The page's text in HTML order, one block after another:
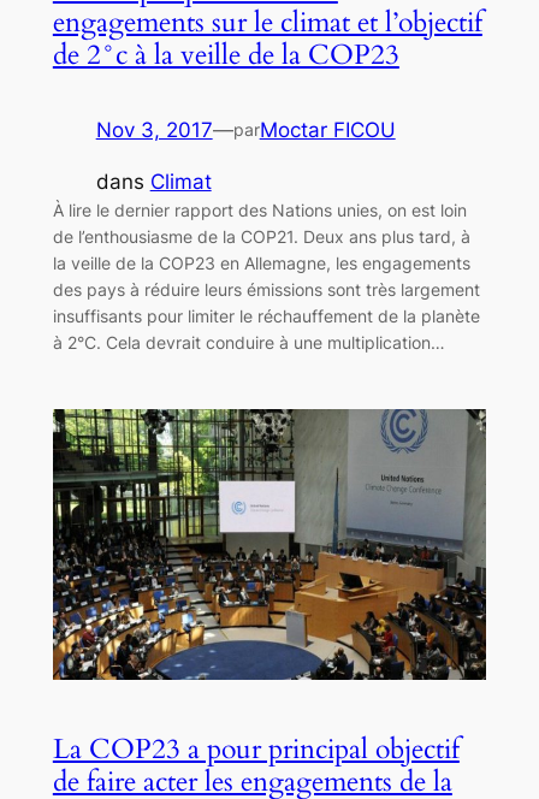
engagements sur le climat et l’objectif
de 2°c à la veille de la COP23
Nov 3, 2017—parMoctar FICOU
dans Climat
À lire le dernier rapport des Nations unies, on est loin
de l’enthousiasme de la COP21. Deux ans plus tard, à
la veille de la COP23 en Allemagne, les engagements
des pays à réduire leurs émissions sont très largement
insuffisants pour limiter le réchauffement de la planète
à 2°C. Cela devrait conduire à une multiplication…
La COP23 a pour principal objectif
de faire acter les engagements de la